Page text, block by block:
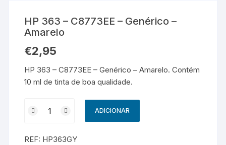
HP 363 – C8773EE – Genérico –
Amarelo
€2,95
HP 363 – C8773EE – Genérico – Amarelo. Contém
10 ml de tinta de boa qualidade.
de
363
ADICIONAR
REF: HP363GY